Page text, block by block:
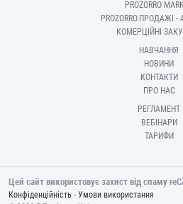
PROZORRO
PROZORRO.ПРОДАЖІ
КОМЕРЦІЙНІ
НАВЧАННЯ
НОВИНИ
КОНТАКТИ
ПРО НАС
РЕГЛАМЕНТ
ВЕБІНАРИ
ТАРИФИ
Цей сайт використовує захист від спаму
Конфіденційність - Умови використання